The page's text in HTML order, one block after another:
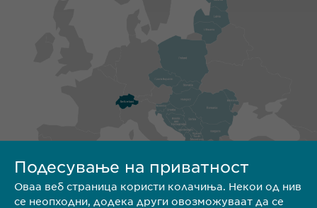
Подесување на приватност
Оваа веб страница користи колачиња. Некои од нив
се неопходни, додека други овозможуваат да се